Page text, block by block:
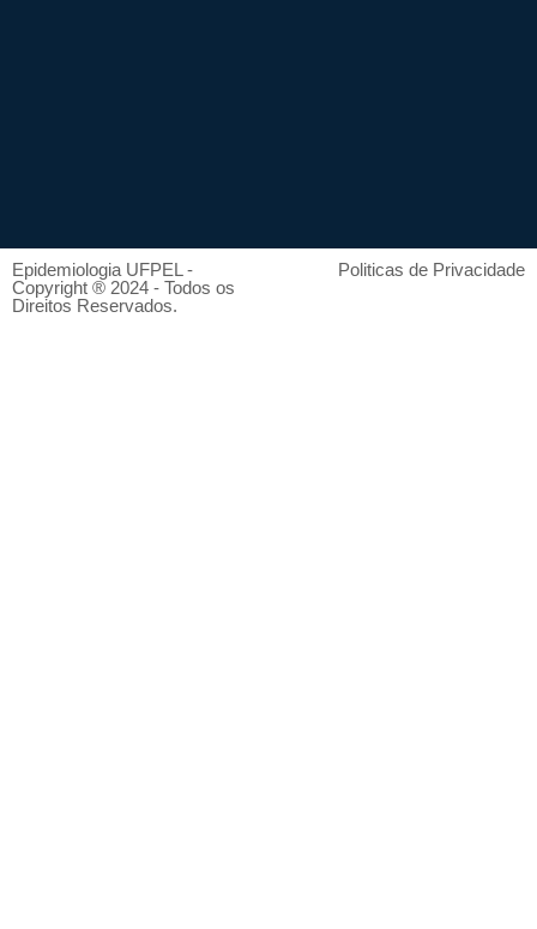
Epidemiologia UFPEL -
Copyright ® 2024 - Todos os
Direitos Reservados.
Politicas de Privacidade